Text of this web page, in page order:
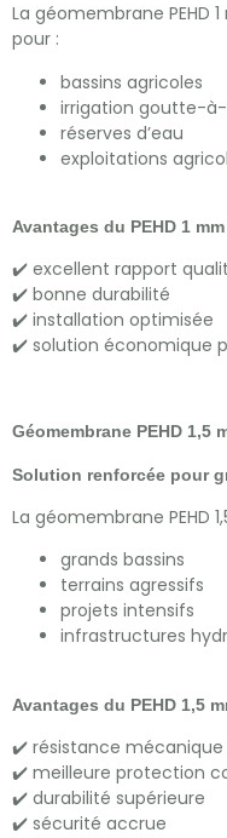
La géomembrane
pour :
bassins agricoles
irrigation goutte-
réserves d’eau
exploitations
Avantages du PEHD 1 mm
✔️ excellent rapport
✔️ bonne durabilité
✔️ installation optimisée
✔️ solution économique
Géomembrane PEHD 1,5
Solution renforcée pour
La géomembrane PEHD
grands bassins
terrains agressifs
projets intensifs
infrastructures
Avantages du PEHD 1,5
✔️ résistance
✔️ meilleure protection
✔️ durabilité supérieure
✔️ sécurité accrue